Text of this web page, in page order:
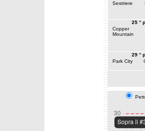
Sestriere
25 °
Copper
Mountain
29 °
Park City